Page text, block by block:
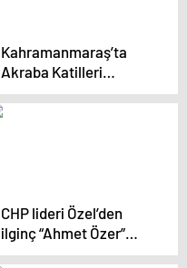
Kahramanmaraş’ta
Akraba Katilleri
Samanlıkta Yakalandı
CHP lideri Özel’den
ilginç “Ahmet Özer”
çıkışı: DEM’e kendini